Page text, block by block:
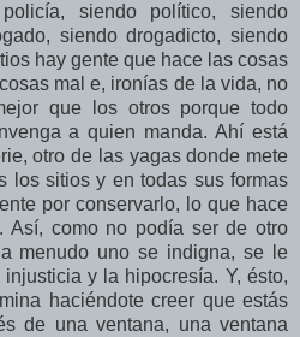
siendo político, siendo
siendo drogadicto, siendo
hay gente que hace las cosas
mal e, ironías de la vida, no
que los otros porque todo
a quien manda. Ahí está
otro de las yagas donde mete
los sitios y en todas sus formas
por conservarlo, lo que hace
Así, como no podía ser de otro
menudo uno se indigna, se le
y la hipocresía. Y, ésto,
haciéndote creer que estás
de una ventana, una ventana